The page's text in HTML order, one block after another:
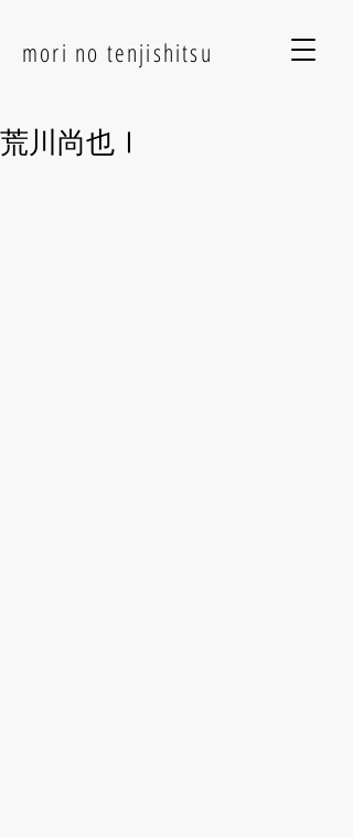
mori no tenjishitsu
荒川尚也Ⅰ